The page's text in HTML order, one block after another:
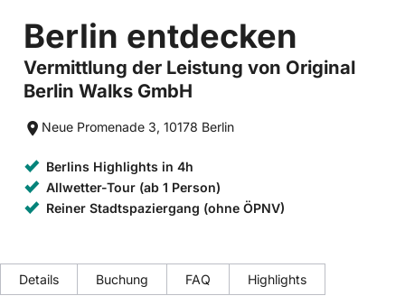
Berlin entdecken
Vermittlung der Leistung von Original
Berlin Walks GmbH
Neue Promenade 3, 10178 Berlin
Berlins Highlights in 4h
Allwetter-Tour (ab 1 Person)
Reiner Stadtspaziergang (ohne ÖPNV)
Details Buchung FAQ Highlights